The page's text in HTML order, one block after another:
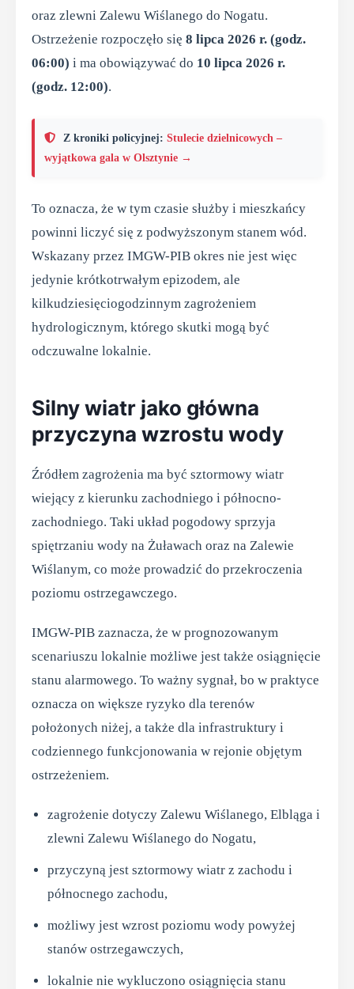
oraz zlewni Zalewu Wiślanego do Nogatu.
Ostrzeżenie rozpoczęło się 8 lipca 2026 r. (godz.
06:00) i ma obowiązywać do 10 lipca 2026 r.
(godz. 12:00).
Z kroniki policyjnej: Stulecie dzielnicowych –
wyjątkowa gala w Olsztynie →
To oznacza, że w tym czasie służby i mieszkańcy
powinni liczyć się z podwyższonym stanem wód.
Wskazany przez IMGW-PIB okres nie jest więc
jedynie krótkotrwałym epizodem, ale
kilkudziesięciogodzinnym zagrożeniem
hydrologicznym, którego skutki mogą być
odczuwalne lokalnie.
Silny wiatr jako główna
przyczyna wzrostu wody
Źródłem zagrożenia ma być sztormowy wiatr
wiejący z kierunku zachodniego i północno-
zachodniego. Taki układ pogodowy sprzyja
spiętrzaniu wody na Żuławach oraz na Zalewie
Wiślanym, co może prowadzić do przekroczenia
poziomu ostrzegawczego.
IMGW-PIB zaznacza, że w prognozowanym
scenariuszu lokalnie możliwe jest także osiągnięcie
stanu alarmowego. To ważny sygnał, bo w praktyce
oznacza on większe ryzyko dla terenów
położonych niżej, a także dla infrastruktury i
codziennego funkcjonowania w rejonie objętym
ostrzeżeniem.
zagrożenie dotyczy Zalewu Wiślanego, Elbląga i
zlewni Zalewu Wiślanego do Nogatu,
przyczyną jest sztormowy wiatr z zachodu i
północnego zachodu,
możliwy jest wzrost poziomu wody powyżej
stanów ostrzegawczych,
lokalnie nie wykluczono osiągnięcia stanu